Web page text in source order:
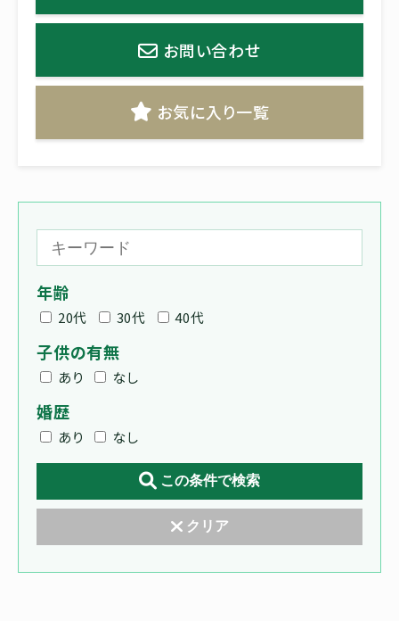
年齢
20代 30代 40代
子供の有無
あり なし
婚歴
あり なし
この条件で検索
クリア
お問い合わせ
お気に入り一覧